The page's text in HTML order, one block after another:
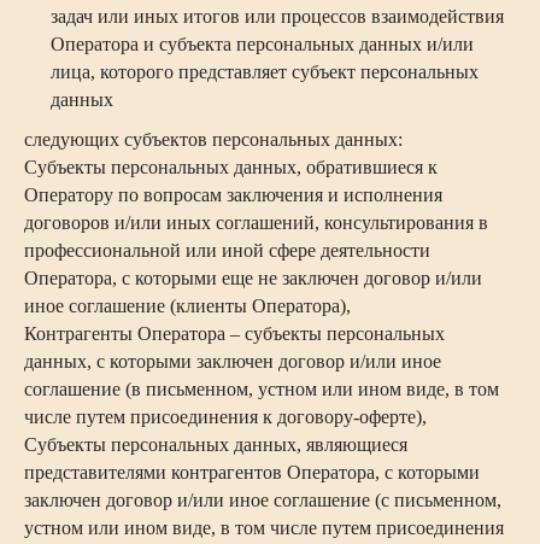
задач или иных итогов или процессов взаимодействия
Оператора и субъекта персональных данных и/или
лица, которого представляет субъект персональных
данных
следующих субъектов персональных данных:
Субъекты персональных данных, обратившиеся к
Оператору по вопросам заключения и исполнения
договоров и/или иных соглашений, консультирования в
профессиональной или иной сфере деятельности
Оператора, с которыми еще не заключен договор и/или
иное соглашение (клиенты Оператора),
Контрагенты Оператора – субъекты персональных
данных, с которыми заключен договор и/или иное
соглашение (в письменном, устном или ином виде, в том
числе путем присоединения к договору-оферте),
Субъекты персональных данных, являющиеся
представителями контрагентов Оператора, с которыми
заключен договор и/или иное соглашение (с письменном,
устном или ином виде, в том числе путем присоединения